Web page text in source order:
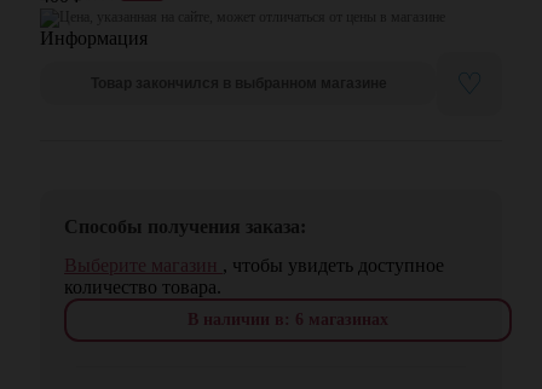
♡
Способы получения заказа:
Выберите магазин , чтобы увидеть доступное
количество товара.
В наличии в: 6 магазинах